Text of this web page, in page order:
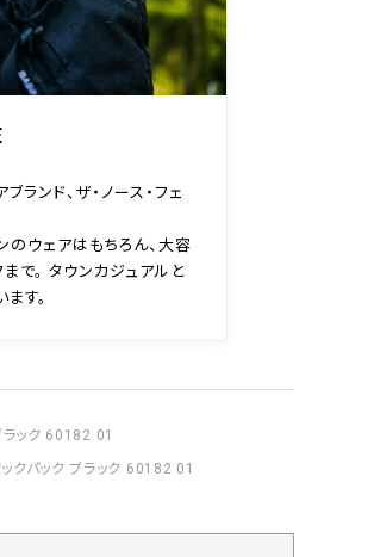
ランド、ザ・ノース・フェ
ウェアはもちろん、大容
で。 タウンカジュアルと
す。
ック 60182 01
クパック ブラック 60182 01